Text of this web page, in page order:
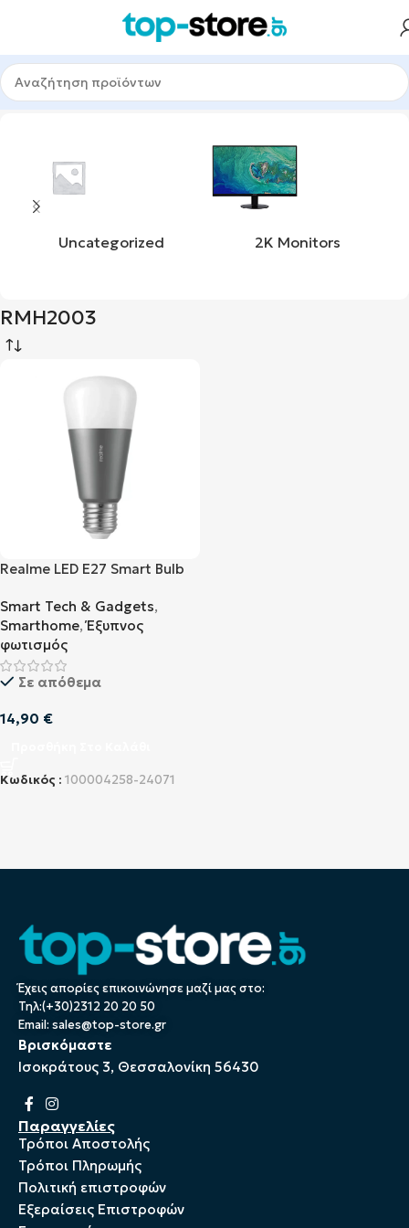
Αρχική σελίδα Προϊόν product_mpn RMH2003
Uncategorized 2K Monitors
RMH2003
Realme LED E27 Smart Bulb
Smart Tech & Gadgets,
Smarthome,Έξυπνος
φωτισμός
Σε απόθεμα
14,90 €
Κωδικός : 100004258-24071
Έχεις απορίες επικοινώνησε μαζί μας στο:
Τηλ:(+30)2312 20 20 50
Email: sales@top-store.gr
Βρισκόμαστε
Ισοκράτους 3, Θεσσαλονίκη 56430
Παραγγελίες
Τρόποι Αποστολής
Τρόποι Πληρωμής
Πολιτική επιστροφών
Εξεραίσεις Επιστροφών